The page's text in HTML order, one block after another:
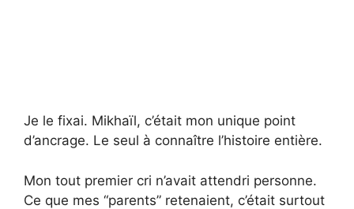
Je le fixai. Mikhaïl, c’était mon unique point
d’ancrage. Le seul à connaître l’histoire entière.
Mon tout premier cri n’avait attendri personne.
Ce que mes “parents” retenaient, c’était surtout